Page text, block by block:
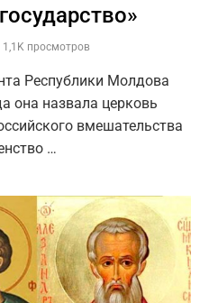
1,1K просмотров
Республики Молдова
она назвала церковь
вмешательства
…